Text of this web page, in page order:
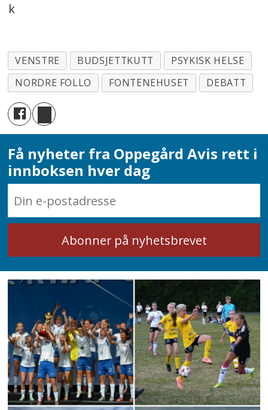
k
VENSTRE BUDSJETTKUTT
PSYKISK HELSE
NORDRE FOLLO
FONTENEHUSET DEBATT
Få nyheter fra Oppegård Avis rett i
innboksen hver dag